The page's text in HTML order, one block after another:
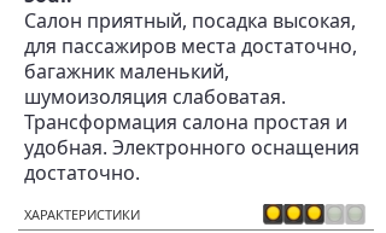
Салон приятный, посадка высокая,
для пассажиров места достаточно,
багажник маленький,
шумоизоляция слабоватая.
Трансформация салона простая и
удобная. Электронного оснащения
достаточно.
ХАРАКТЕРИСТИКИ